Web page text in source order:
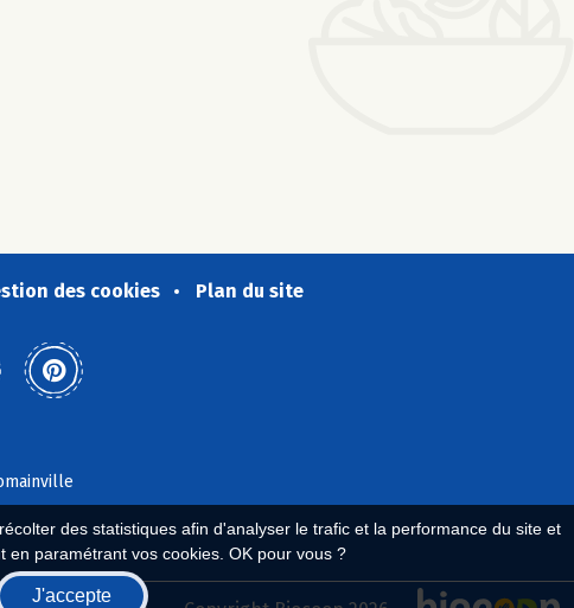
des statistiques afin d'analyser le trafic et la performance du site et
paramétrant vos cookies. OK pour vous ?
J'accepte
des cookies Plan du site